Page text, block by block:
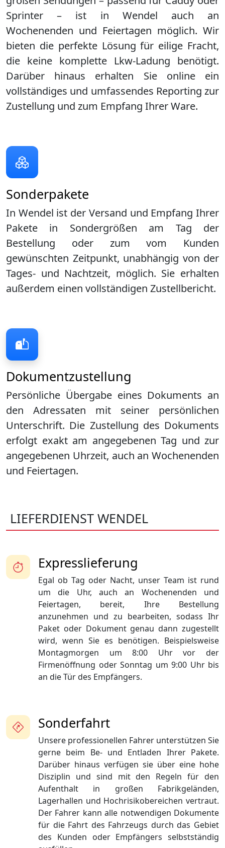
Dokumentzustellung
Persönliche Übergabe eines Dokuments an
den Adressaten mit seiner persönlichen
Unterschrift. Die Zustellung des Dokuments
erfolgt exakt am angegebenen Tag und zur
angegebenen Uhrzeit, auch an Wochenenden
und Feiertagen.
Sprinter – ist in Wendel auch an
Wochenenden und Feiertagen möglich. Wir
bieten die perfekte Lösung für eilige Fracht,
die keine komplette Lkw-Ladung benötigt.
Darüber hinaus erhalten Sie online ein
vollständiges und umfassendes Reporting zur
Zustellung und zum Empfang Ihrer Ware.
Sonderpakete
In Wendel ist der Versand und Empfang Ihrer
Pakete in Sondergrößen am Tag der
Bestellung oder zum vom Kunden
gewünschten Zeitpunkt, unabhängig von der
Tages- und Nachtzeit, möglich. Sie erhalten
außerdem einen vollständigen Zustellbericht.
LIEFERDIENST WENDEL
Sonderfahrt
Unsere professionellen Fahrer unterstützen Sie
gerne beim Be- und Entladen Ihrer Pakete.
Darüber hinaus verfügen sie über eine hohe
Disziplin und sind mit den Regeln für den
Aufenthalt in großen Fabrikgeländen,
Lagerhallen und Hochrisikobereichen vertraut.
Der Fahrer kann alle notwendigen Dokumente
für die Fahrt des Fahrzeugs durch das Gebiet
des Kunden oder Empfängers selbstständig
Expresslieferung
Egal ob Tag oder Nacht, unser Team ist rund
um die Uhr, auch an Wochenenden und
Feiertagen, bereit, Ihre Bestellung
anzunehmen und zu bearbeiten, sodass Ihr
Paket oder Dokument genau dann zugestellt
wird, wenn Sie es benötigen. Beispielsweise
Montagmorgen um 8:00 Uhr vor der
Firmenöffnung oder Sonntag um 9:00 Uhr bis
an die Tür des Empfängers.